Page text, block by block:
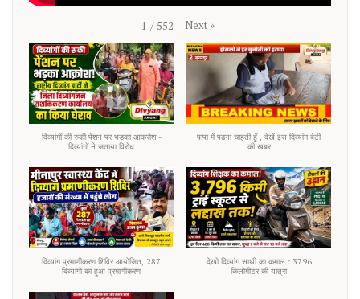
1 / 552 Next »
दिव्यांगों की रुकी पेंशन पर भड़का आक्रोश -
दिव्यांगों ने जताया विरोध
पापा में पढ़ना चाहती हूँ , देखें इस दिव्यांग बेटी
की खबर
दिव्यांग प्रमाणीकरण शिविर आयोजित, 287
दिव्यांगों का हुआ प्रमाणीकरण
देखो दिव्यांग साथी का कमाल : 3796
किलोमीटर की यात्रा